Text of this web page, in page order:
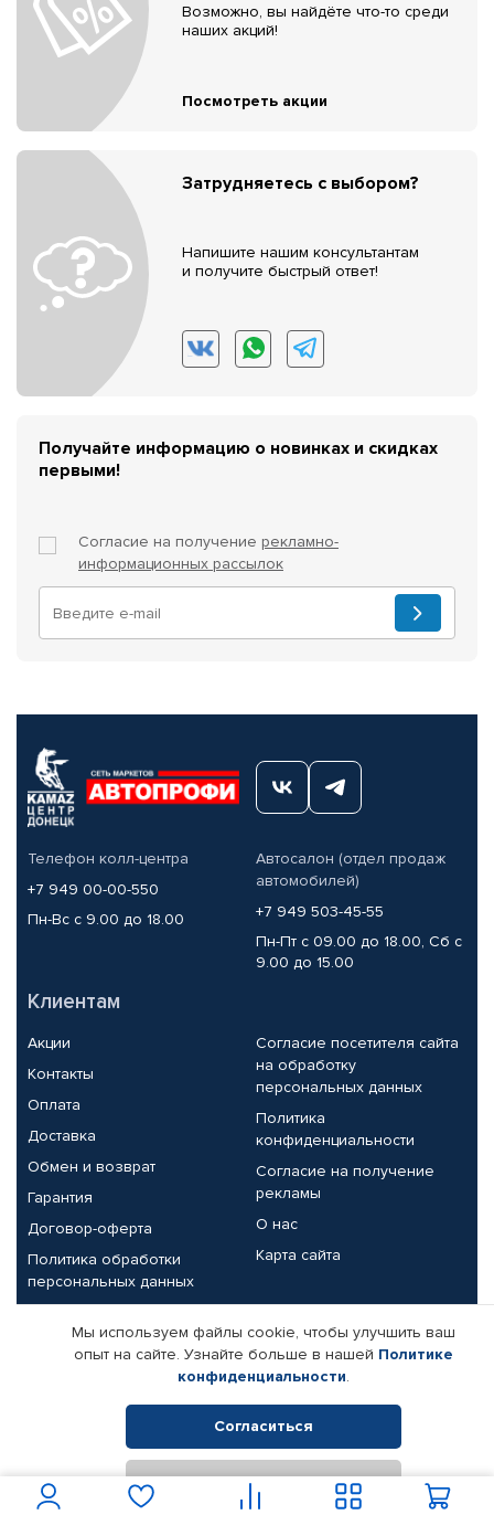
Возможно, вы найдёте что-то среди
наших акций!
Посмотреть акции
Затрудняетесь с выбором?
Напишите нашим консультантам
и получите быстрый ответ!
Получайте информацию о новинках и скидках
первыми!
Согласие на получение рекламно-
информационных рассылок
Телефон колл-центра
+7 949 00-00-550
Пн-Вс с 9.00 до 18.00
Автосалон (отдел продаж
автомобилей)
+7 949 503-45-55
Пн-Пт с 09.00 до 18.00, Сб с
9.00 до 15.00
Клиентам
Акции
Контакты
Оплата
Доставка
Обмен и возврат
Гарантия
Договор-оферта
Политика обработки
персональных данных
Согласие посетителя сайта
на обработку
персональных данных
Политика
конфиденциальности
Согласие на получение
рекламы
О нас
Карта сайта
Партнерам
Корпоративным клиентам
Поставщикам
Реквизиты компании
© КАМАЗ ЦЕНТР ДОНЕЦК, 2015-2026. Все права защищены.
Интернет-магазин автомобильных товаров Автопрофи.
Мы используем файлы cookie, чтобы улучшить ваш
опыт на сайте. Узнайте больше в нашей Политике
конфиденциальности.
Согласиться
Отклонить